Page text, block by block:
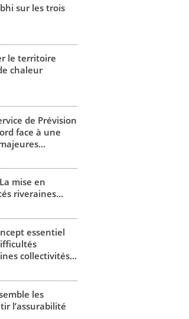
sur les trois
le territoire
chaleur
de Prévision
face à une
mise en
riveraines...
essentiel
collectivités...
les
l’assurabilité